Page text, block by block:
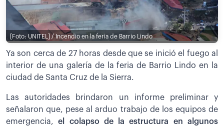
[Foto: UNITEL] / Incendio en la feria de Barrio Lindo
Ya son cerca de 27 horas desde que se inició el fuego al
interior de una galería de la feria de Barrio Lindo en la
ciudad de Santa Cruz de la Sierra.
Las autoridades brindaron un informe preliminar y
señalaron que, pese al arduo trabajo de los equipos de
emergencia,el colapso de la estructura en algunos